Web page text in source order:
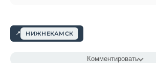
НИЖНЕКАМСК
Комментировать